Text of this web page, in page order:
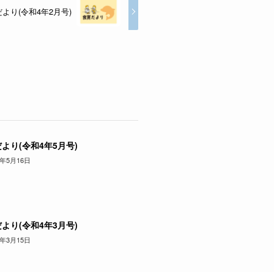
り(令和4年2月号)
り(令和4年5月号)
5月16日
り(令和4年3月号)
3月15日